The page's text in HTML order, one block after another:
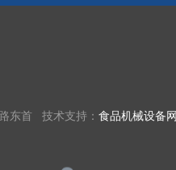
东首 技术支持： 食品机械设备网